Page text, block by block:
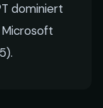
dominiert